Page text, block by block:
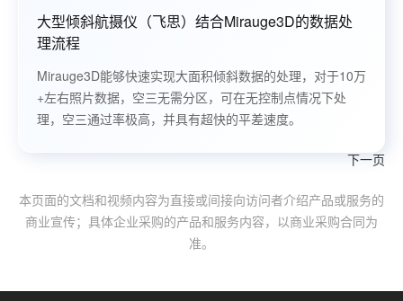
大型倾斜航摄仪（飞思）结合Mirauge3D的数据处
理流程
Mirauge3D能够快速实现大面积倾斜数据的处理，对于10万
+左右照片数据，空三无需分区，可在无控制点情况下处
理，空三通过率极高，并具有超快的平差速度。
下一页
本页面的文档和视频内容为直接或间接向访问者介绍产品或服务的
商业宣传；具体企业采购的产品和服务内容，以商业采购合同为
准。